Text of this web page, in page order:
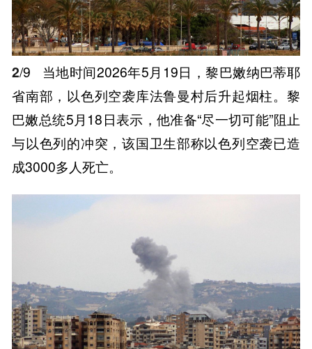
2/9
当地时间2026年5月19日，黎巴嫩纳巴蒂耶
省南部，以色列空袭库法鲁曼村后升起烟柱。黎
巴嫩总统5月18日表示，他准备“尽一切可能”阻止
与以色列的冲突，该国卫生部称以色列空袭已造
成3000多人死亡。